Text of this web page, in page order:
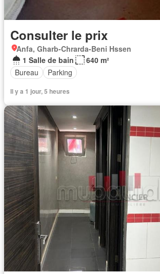
Consulter le prix
Anfa, Gharb-Chrarda-Beni Hssen
1 Salle de bain
640 m²
Bureau
Parking
Il y a 1 jour, 5 heures